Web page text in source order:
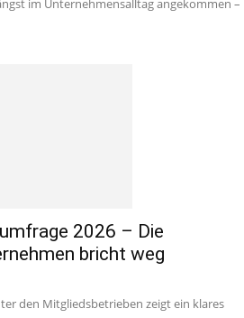
im Unternehmensalltag angekommen –
2026 – Die
bricht weg
den Mitgliedsbetrieben zeigt ein klares